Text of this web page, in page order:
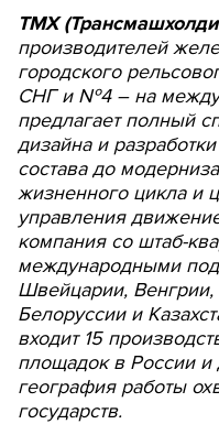
ТМХ
производителей
городского
СНГ и №4 – на
предлагает полный
дизайна и
состава до
жизненного цикла и
управления
компания со штаб-
международными
Швейцарии,
Белоруссии и
входит 15
площадок в России и
география работы
государств.